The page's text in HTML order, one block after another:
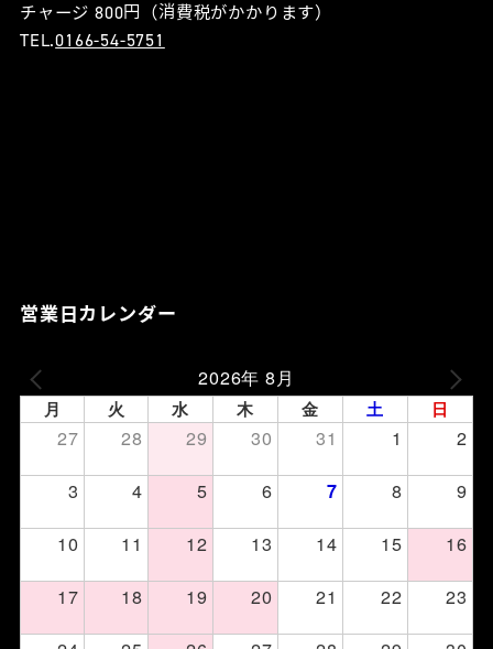
チャージ 800円（消費税がかかります）
TEL.0166-54-5751
営業日カレンダー
2026年 8月
月 火 水 木 金 土 日
27 28 29 30 31 1
2
3
4 5 6 7 8
9
10
11 12 13 14 15
16
17
18 19 20 21 22
23